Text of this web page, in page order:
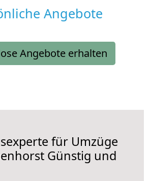
Angebote
Angebote erhalten
für Umzüge
Günstig und